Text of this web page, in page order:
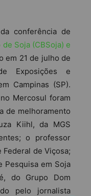
conferência de
Soja (CBSoja) e
em 21 de julho de
Exposições e
Campinas (SP).
Mercosul foram
de melhoramento
Kiihl, da MGS
o professor
de Viçosa;
Pesquisa em Soja
do Grupo Dom
pelo jornalista